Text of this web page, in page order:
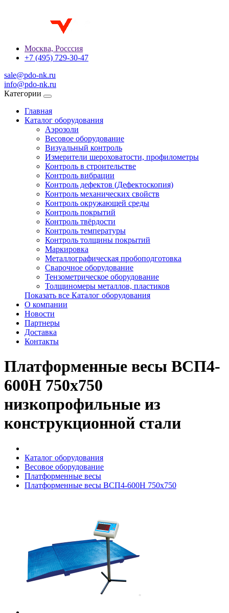
Москва, Росссия
+7 (495) 729-30-47
sale@pdo-nk.ru
info@pdo-nk.ru
Категории
Главная
Каталог оборудования
Аэрозоли
Весовое оборудование
Визуальный контроль
Измерители шероховатости, профилометры
Контроль в строительстве
Контроль вибрации
Контроль дефектов (Дефектоскопия)
Контроль механических свойств
Контроль окружающей среды
Контроль покрытий
Контроль твёрдости
Контроль температуры
Контроль толщины покрытий
Маркировка
Металлографическая пробоподготовка
Сварочное оборудование
Тензометрическое оборудование
Толщиномеры металлов, пластиков
Показать все Каталог оборудования
О компании
Новости
Партнеры
Доставка
Контакты
Платформенные весы ВСП4-
600Н 750x750
низкопрофильные из
конструкционной стали
Каталог оборудования
Весовое оборудование
Платформенные весы
Платформенные весы ВСП4-600Н 750x750